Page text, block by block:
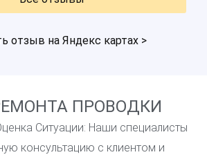
отзыв на Яндекс картах >
ПРОВОДКИ
Ситуации: Наши специалисты
консультацию с клиентом и